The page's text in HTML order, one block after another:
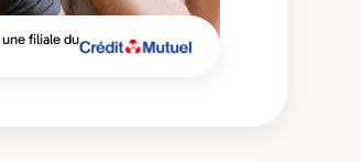
filiale du